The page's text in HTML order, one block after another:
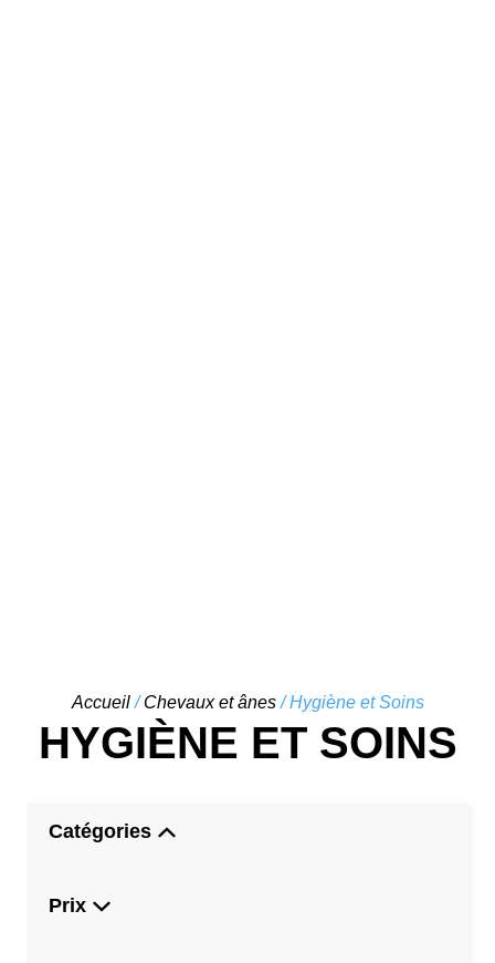
content
Accueil/Chevaux et ânes/ Hygiène et Soins
HYGIÈNE ET SOINS
Catégories
Prix